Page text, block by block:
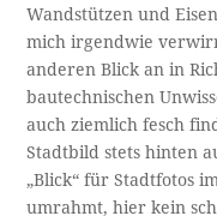
Wandstützen und
mich irgendwie
anderen Blick an in
bautechnischen
auch ziemlich fesch
Stadtbild stets hinten
„Blick“ für Stadtfotos
umrahmt, hier kein